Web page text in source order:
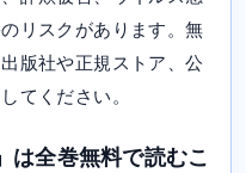
リスクがあります。無
版社や正規ストア、公
てください。
は全巻無料で読むこ